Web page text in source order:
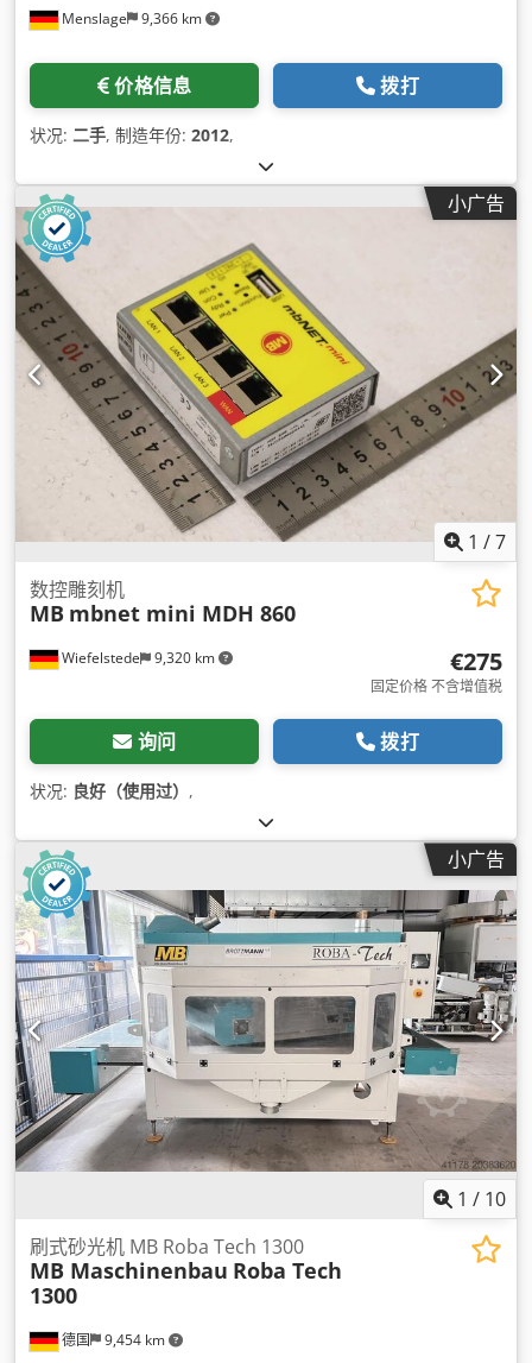
Menslage 9,366 km
价格信息 拨打
状况: 二手, 制造年份: 2012,
小广告
1 /7
Wiefelstede 9,320 km
数控雕刻机
MB mbnet mini MDH 860
€275
固定价格 不含增值税
询问 拨打
状况: 良好（使用过） ,
小广告
1 / 10
德国 9,454 km
刷式砂光机 MB Roba Tech 1300
MB Maschinenbau Roba Tech
1300